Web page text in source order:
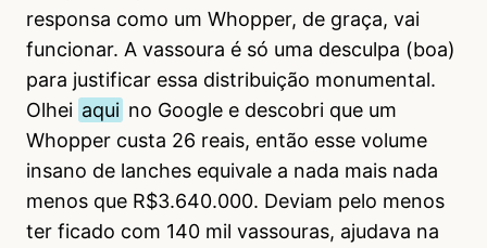
responsa como um Whopper, de graça, vai
funcionar. A vassoura é só uma desculpa (boa)
para justificar essa distribuição monumental.
Olhei aqui no Google e descobri que um
Whopper custa 26 reais, então esse volume
insano de lanches equivale a nada mais nada
menos que R$3.640.000. Deviam pelo menos
ter ficado com 140 mil vassouras, ajudava na